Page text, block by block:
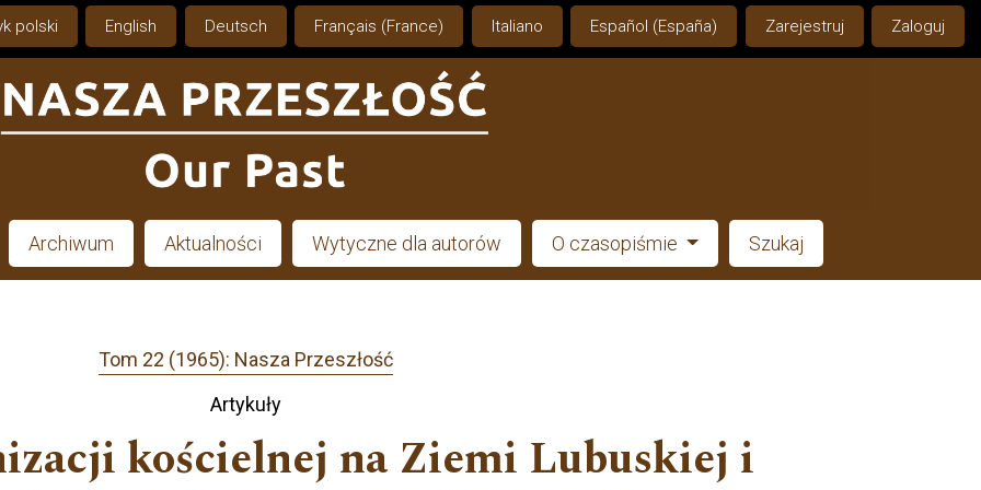
polski English Deutsch Français (France) Italiano Español (España) Zarejestruj Zaloguj
Archiwum Aktualności Wytyczne dla autorów O czasopiśmie Szukaj
Tom 22 (1965): Nasza Przeszłość
Artykuły
kościelnej na Ziemi Lubuskiej i